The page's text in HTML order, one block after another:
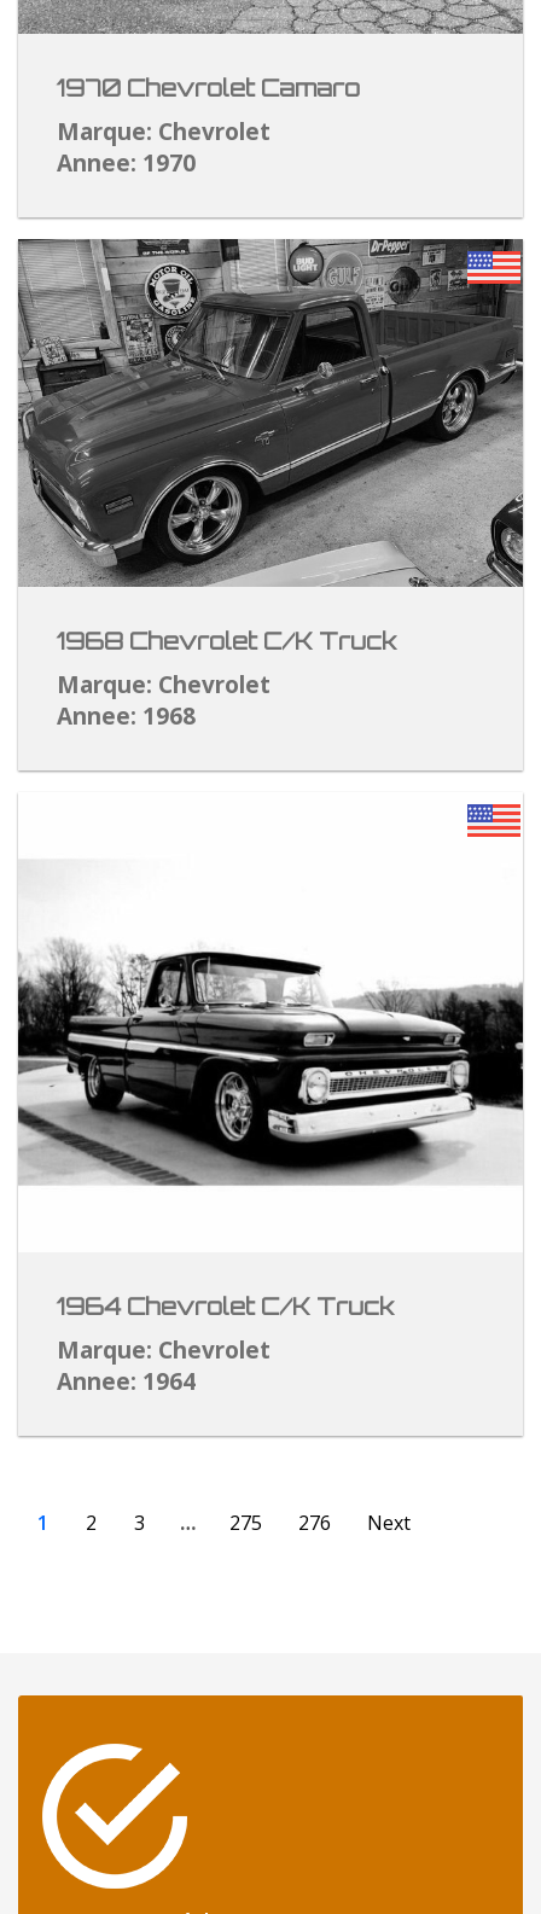
1970 Chevrolet Camaro
Marque: Chevrolet
Annee: 1970
1968 Chevrolet C/K Truck
Marque: Chevrolet
Annee: 1968
1964 Chevrolet C/K Truck
Marque: Chevrolet
Annee: 1964
1 2 3 … 275 276 Next